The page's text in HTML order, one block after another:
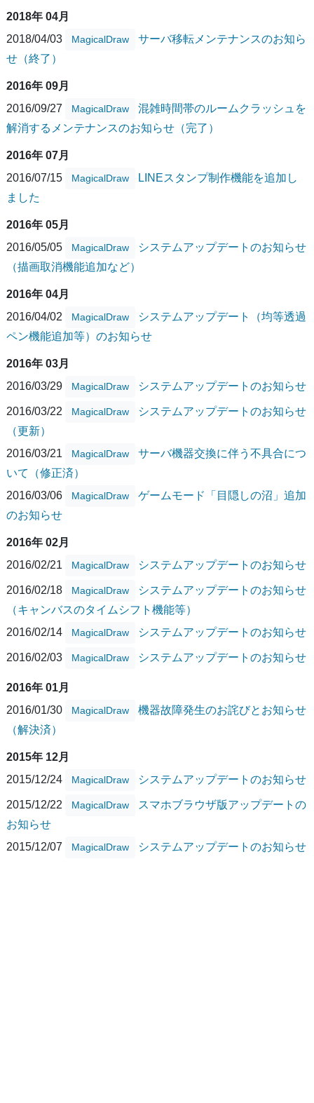
2018年 04月
2018/04/03
MagicalDraw
サーバ移転メンテナンスのお知ら
せ（終了）
2016年 09月
2016/09/27
MagicalDraw
混雑時間帯のルームクラッシュを
解消するメンテナンスのお知らせ（完了）
2016年 07月
2016/07/15
MagicalDraw
LINEスタンプ制作機能を追加し
ました
2016年 05月
2016/05/05
MagicalDraw
システムアップデートのお知らせ
（描画取消機能追加など）
2016年 04月
2016/04/02
MagicalDraw
システムアップデート（均等透過
ペン機能追加等）のお知らせ
2016年 03月
2016/03/29
MagicalDraw システムアップデートのお知らせ
2016/03/22 MagicalDraw
システムアップデートのお知らせ
（更新）
2016/03/21
MagicalDraw
サーバ機器交換に伴う不具合につ
いて（修正済）
2016/03/06
MagicalDraw
ゲームモード「目隠しの沼」追加
のお知らせ
2016年 02月
2016/02/21
MagicalDraw システムアップデートのお知らせ
2016/02/18 MagicalDraw
システムアップデートのお知らせ
（キャンバスのタイムシフト機能等）
2016/02/14
MagicalDraw システムアップデートのお知らせ
2016/02/03 MagicalDraw システムアップデートのお知らせ
2016年 01月
2016/01/30
MagicalDraw
機器故障発生のお詫びとお知らせ
（解決済）
2015年 12月
2015/12/24
MagicalDraw システムアップデートのお知らせ
2015/12/22 MagicalDraw
スマホブラウザ版アップデートの
お知らせ
2015/12/07
MagicalDraw システムアップデートのお知らせ